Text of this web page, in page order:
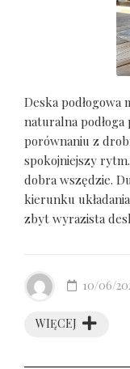
Deska podłogowa
naturalna
porównaniu z
spokojniejszy
dobra wszędzie.
kierunku
zbyt wyrazista
WIĘCEJ
10/06/